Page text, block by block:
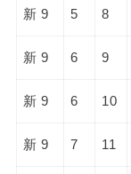
新 9 5 8
新 9 6 9
新 9 6 10
新 9 7 11